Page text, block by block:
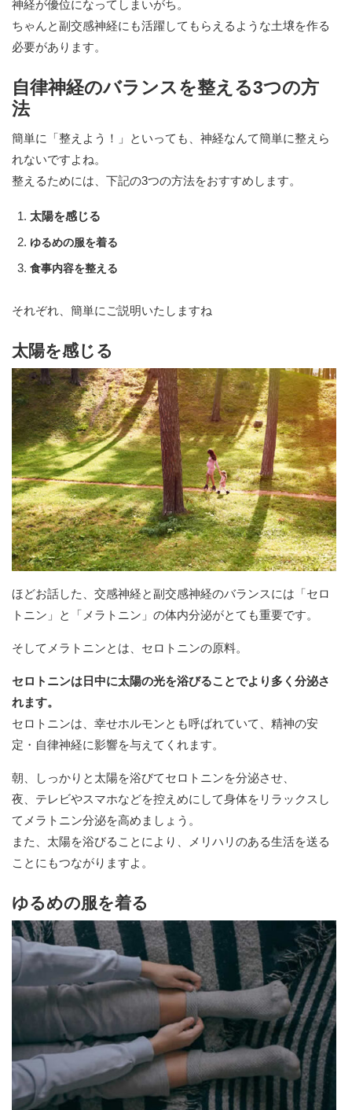
神経が優位になってしまいがち。
ちゃんと副交感神経にも活躍してもらえるような土壌を作る
必要があります。
自律神経のバランスを整える3つの方
法
簡単に「整えよう！」といっても、神経なんて簡単に整えら
れないですよね。
整えるためには、下記の3つの方法をおすすめします。
太陽を感じる
ゆるめの服を着る
食事内容を整える
それぞれ、簡単にご説明いたしますね
太陽を感じる
ほどお話した、交感神経と副交感神経のバランスには「セロ
トニン」と「メラトニン」の体内分泌がとても重要です。
そしてメラトニンとは、セロトニンの原料。
セロトニンは日中に太陽の光を浴びることでより多く分泌さ
れます。
セロトニンは、幸せホルモンとも呼ばれていて、精神の安
定・自律神経に影響を与えてくれます。
朝、しっかりと太陽を浴びてセロトニンを分泌させ、
夜、テレビやスマホなどを控えめにして身体をリラックスし
てメラトニン分泌を高めましょう。
また、太陽を浴びることにより、メリハリのある生活を送る
ことにもつながりますよ。
ゆるめの服を着る